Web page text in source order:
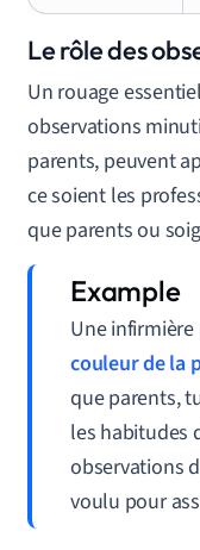
Le rôle des
Un rouage
observations
parents, peuvent
ce soient les
que parents ou
Une
couleur de la
que parents,
les habitudes
observations
voulu pour